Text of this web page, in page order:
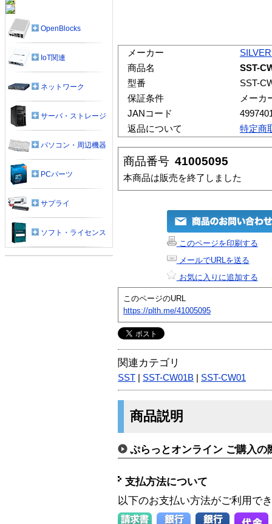
メーカー
商品名
SST-
型番
SST-
保証条件
メーカ
JANコード
返品について
特定商
商品番号 41005095
本商品は販売を終了しました
このページを印刷する
メールでURLを送る
お気に入りに追加する
このページのURL
https://plth.me/41005095
関連カテゴリ
SST SST-CW01B SST-CW01
商品説明
ぷらっとオンライン ご購入の
支払方法について
以下のお支払い方法がご利用で
OpenBlocks
IoT関連
ネットワーク
サーバ・ストレージ
パソコン・周辺機器
PCパーツ
サプライ
ソフト・ライセンス